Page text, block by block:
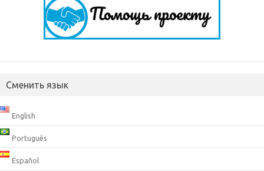
Сменить язык
English
Português
Español